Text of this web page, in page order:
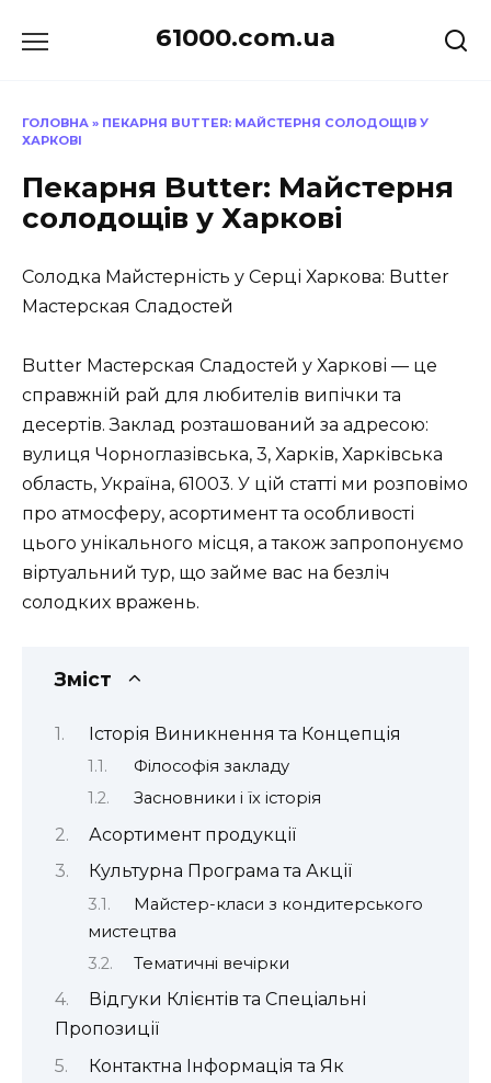
до
61000.com.ua
ГОЛОВНА » ПЕКАРНЯ BUTTER: МАЙСТЕРНЯ СОЛОДОЩІВ У
ХАРКОВІ
Пекарня Butter: Майстерня
солодощів у Харкові
Солодка Майстерність у Серці Харкова: Butter
Мастерская Сладостей
Butter Мастерская Сладостей у Харкові — це
справжній рай для любителів випічки та
десертів. Заклад розташований за адресою:
вулиця Чорноглазівська, 3, Харків, Харківська
область, Україна, 61003. У цій статті ми розповімо
про атмосферу, асортимент та особливості
цього унікального місця, а також запропонуємо
віртуальний тур, що займе вас на безліч
солодких вражень.
Зміст
Історія Виникнення та Концепція
Філософія закладу
Засновники і їх історія
Асортимент продукції
Культурна Програма та Акції
Майстер-класи з кондитерського
мистецтва
Тематичні вечірки
Відгуки Клієнтів та Спеціальні
Пропозиції
Контактна Інформація та Як